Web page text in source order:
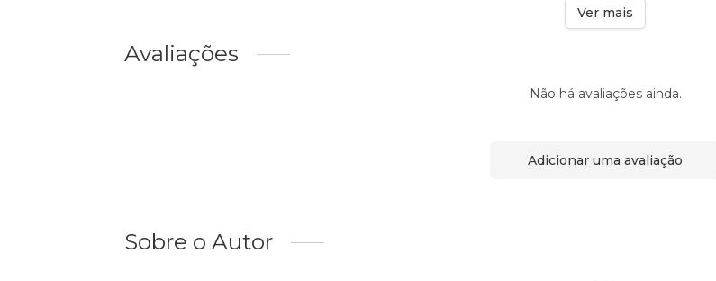
Ver mais
Avaliações
Não há avaliações ainda.
Adicionar uma avaliação
Sobre o Autor